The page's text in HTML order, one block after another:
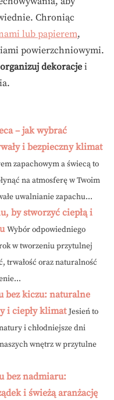
Chroniąc
lub papierem,
powierzchniowymi.
organizuj dekoracje i
– jak wybrać
i bezpieczny klimat
zapachowym a świecą to
na atmosferę w Twoim
uwalnianie zapachu...
by stworzyć ciepłą i
Wybór odpowiedniego
w tworzeniu przytulnej
trwałość oraz naturalność
bez kiczu: naturalne
i ciepły klimat Jesień to
i chłodniejsze dni
wnętrz w przytulne
bez nadmiaru:
i świeżą aranżację